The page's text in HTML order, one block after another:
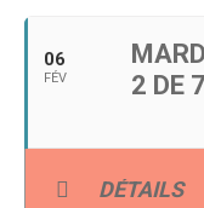
06
FÉV
2 DE 7
DÉTAILS